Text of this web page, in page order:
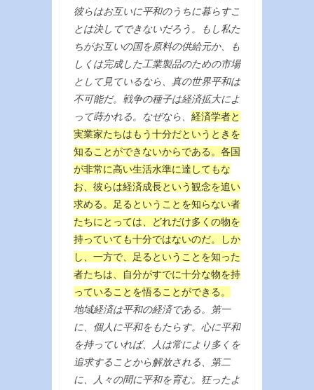
彼らはお互いに平和のうちに暮らすこ
とは決してできないだろう。もし私た
ちがお互いの国を原料の供給元か、も
しくは完成した工業製品のための市場
として見ているなら、真の世界平和は
不可能だ。戦争の種子は経済拡大によ
って蒔かれる。なぜなら、 経済学者と
実業家たちはもう十分だというときを
知ることができないからである。各国
が非常に高い生活水準に達してもな
お、彼らは経済成長という観念を追い
求める。足るということを知らない者
たちにとっては、どれだけ多くの物を
持っていても十分ではないのだ。しか
し、一方で、足るということを知った
者たちは、自分がすでに十分な物を持
っていることを悟ることができる。
地域経済は平和の経済である。第一
に、個人に平和をもたらす。心に平和
を持っていれば、人は常により多くを
追求することから解放される、第二
に、人々の間に平和を育む。狂ったよ